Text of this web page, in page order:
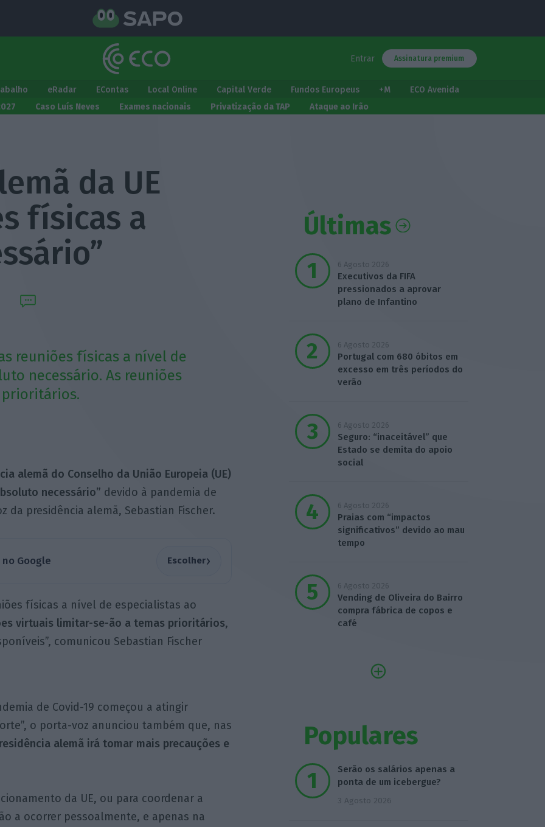
Entrar Assinatura premium
eRadar EContas Local Online Capital Verde Fundos Europeus +M
ECO Avenida
Caso Luís Neves Exames nacionais Privatização da TAP Ataque ao Irão
da UE
físicas a
reuniões físicas a nível de
necessário. As reuniões
alemã do Conselho da União Europeia (UE)
necessário” devido à pandemia de
da presidência alemã, Sebastian Fischer.
Google Escolher›
físicas a nível de especialistas ao
virtuais limitar-se-ão a temas prioritários,
comunicou Sebastian Fischer
de Covid-19 começou a atingir
o porta-voz anunciou também que, nas
alemã irá tomar mais precauções e
da UE, ou para coordenar a
a ocorrer pessoalmente, e apenas na
Últimas
6 Agosto 2026
Executivos da FIFA
pressionados a aprovar
plano de Infantino
6 Agosto 2026
Portugal com 680 óbitos em
excesso em três períodos do
verão
6 Agosto 2026
Seguro: “inaceitável” que
Estado se demita do apoio
social
6 Agosto 2026
Praias com “impactos
significativos” devido ao mau
tempo
6 Agosto 2026
Vending de Oliveira do Bairro
compra fábrica de copos e
café
Populares
Serão os salários apenas a
ponta de um icebergue?
3 Agosto 2026